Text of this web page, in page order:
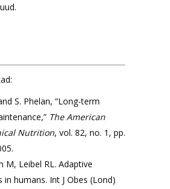
S. Phelan, “Long-term
The American
Nutrition, vol. 82, no. 1, pp.
M, Leibel RL. Adaptive
humans. Int J Obes (Lond)